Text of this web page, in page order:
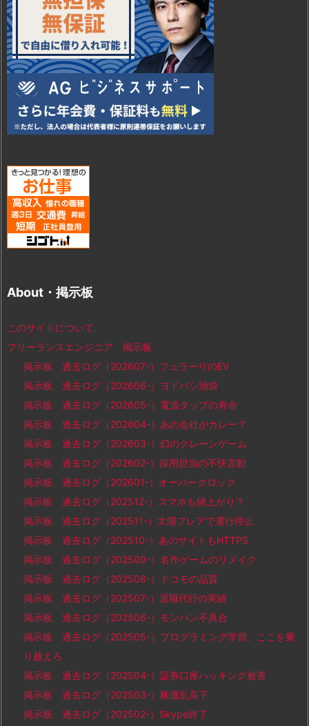
About・掲示板
このサイトについて
フリーランスエンジニア 掲示板
掲示板 過去ログ（202607-）フェラーリのEV
掲示板 過去ログ（202606-）ヨドバシ池袋
掲示板 過去ログ（202605-）電源タップの寿命
掲示板 過去ログ（202604-）あの会社がカレー？
掲示板 過去ログ（202603-）幻のクレーンゲーム
掲示板 過去ログ（202602-）採用担当の不快言動
掲示板 過去ログ（202601-）オーバークロック
掲示板 過去ログ（202512-）スマホも値上がり？
掲示板 過去ログ（202511-）太陽フレアで運行停止
掲示板 過去ログ（202510-）あのサイトもHTTPS
掲示板 過去ログ（202509-）名作ゲームのリメイク
掲示板 過去ログ（202508-）ドコモの品質
掲示板 過去ログ（202507-）退職代行の実績
掲示板 過去ログ（202506-）モンハン不具合
掲示板 過去ログ（202505-）プログラミング学習、ここを乗
り越えろ
掲示板 過去ログ（202504-）証券口座ハッキング被害
掲示板 過去ログ（202503-）株価乱高下
掲示板 過去ログ（202502-）Skype終了